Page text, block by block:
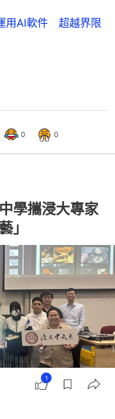
用AI軟件 超越界限
0 0
學攜浸大專家
」
1